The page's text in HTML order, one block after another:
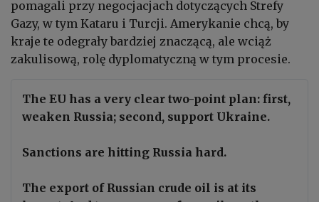
pomagali przy negocjacjach dotyczących Strefy
Gazy, w tym Kataru i Turcji. Amerykanie chcą, by
kraje te odegrały bardziej znaczącą, ale wciąż
zakulisową, rolę dyplomatyczną w tym procesie.
The EU has a very clear two-point plan: first,
weaken Russia; second, support Ukraine.
Sanctions are hitting Russia hard.
The export of Russian crude oil is at its